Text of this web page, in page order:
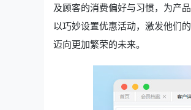
及顾客的消费偏好与习惯，为产
以巧妙设置优惠活动，激发他们
迈向更加繁荣的未来。